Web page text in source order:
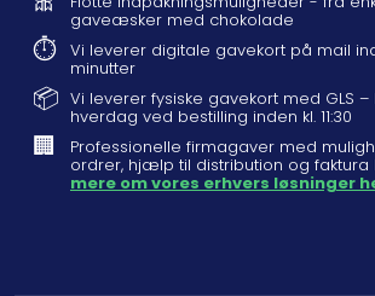
gaveæsker med chokolade
⏱️ Vi leverer digitale gavekort på mail
minutter
📦 Vi leverer fysiske gavekort med GLS
hverdag ved bestilling inden kl. 11:30
🏢 Professionelle firmagaver med
ordrer, hjælp til distribution og faktura
mere om vores erhvers løsninger